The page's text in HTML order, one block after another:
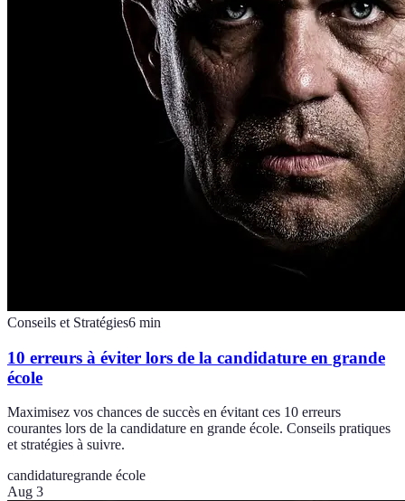
Conseils et Stratégies6 min
10 erreurs à éviter lors de la candidature en grande
école
Maximisez vos chances de succès en évitant ces 10 erreurs
courantes lors de la candidature en grande école. Conseils pratiques
et stratégies à suivre.
candidaturegrande école
Aug 3